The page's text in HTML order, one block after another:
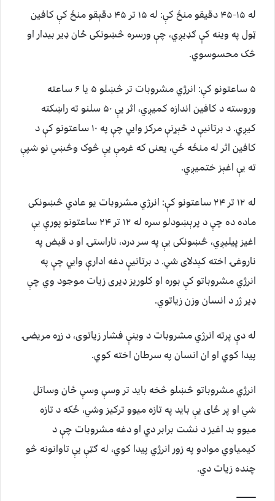
له ۱۵-۴۵ دقيقو منځ کې: له ۱۵ تر ۴۵ دقېقو منځ کې کافین
ټول په وینه کې ګډیږي، چې ورسره څښونکی ځان ډير بیدار او
څک محسوسوي.
۵ ساعتونو کې: انرژي مشروبات تر څښلو ۵ یا ۶ ساعته
وروسته د کافین اندازه کمیږي، اثر یې ۵۰ سلنو ته راښکته
کیږي. د برتانيې د څېړنې مرکز وايي چې په ۱۰ ساعتونو کې د
کافین اثر له منځه ځي، یعنی که غرمې یې څوک وڅښي نو شپې
ته یې اغېز ختمیږي.
له ۱۲ تر ۲۴ ساعتونو کې: انرژي مشروبات یو عادي څښونکی
ماده ده چې د پرېښودلو سره له ۱۲ تر ۲۴ ساعتونو پورې یې
اغیز پیلیږي، څښونکی یې په سر درد، ناراستۍ او د قبض په
ناروغۍ اخته کېدلای شي. د برتانیې دغه ادارې وايي چې په
انرژي مشروباتو کې بوره او کلوریز ډيری زیات موجود وي چې
ډير ژر د انسان وزن زیاتوي.
له دې پرته انرژي مشروبات د وینې فشار زیاتوی، د زړه مریضۍ
پيدا کوي او ان انسان په سرطان اخته کوي.
انرژي مشروباتو څښلو څخه باید تر وسې وسې ځان وساتل
شي او پر ځای یې باید په تازه میوو ترکیز وشي، ځکه د تازه
میوو بد اغیز د نشت برابر دي او دغه مشروبات چې د
کیمیاوي موادو په زور انرژي پیدا کوي، له ګټې یې تاوانونه څو
چنده زیات دي.